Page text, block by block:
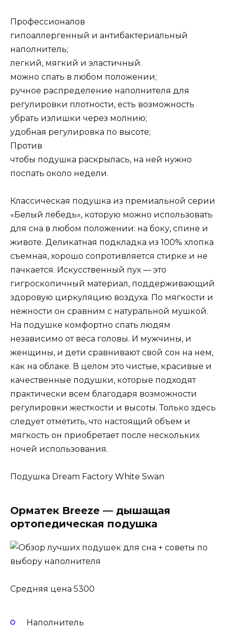
Профессионалов
гипоаллергенный и антибактериальный
наполнитель;
легкий, мягкий и эластичный.
можно спать в любом положении;
ручное распределение наполнителя для
регулировки плотности, есть возможность
убрать излишки через молнию;
удобная регулировка по высоте;
Против
чтобы подушка раскрылась, на ней нужно
поспать около недели.
Классическая подушка из премиальной серии
«Белый лебедь», которую можно использовать
для сна в любом положении: на боку, спине и
животе. Деликатная подкладка из 100% хлопка
съемная, хорошо сопротивляется стирке и не
пачкается. Искусственный пух — это
гигроскопичный материал, поддерживающий
здоровую циркуляцию воздуха. По мягкости и
нежности он сравним с натуральной мушкой.
На подушке комфортно спать людям
независимо от веса головы. И мужчины, и
женщины, и дети сравнивают свой сон на нем,
как на облаке. В целом это чистые, красивые и
качественные подушки, которые подходят
практически всем благодаря возможности
регулировки жесткости и высоты. Только здесь
следует отметить, что настоящий объем и
мягкость он приобретает после нескольких
ночей использования.
Подушка Dream Factory White Swan
Орматек Breeze — дышащая
ортопедическая подушка
Средняя цена 5300
Наполнитель